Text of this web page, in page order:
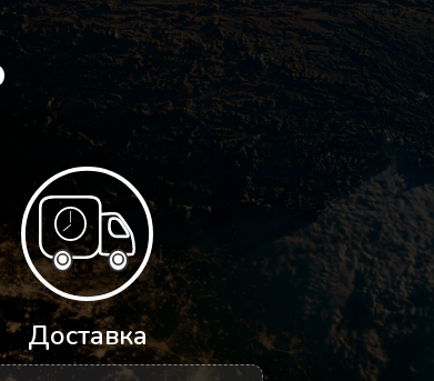
Доставка